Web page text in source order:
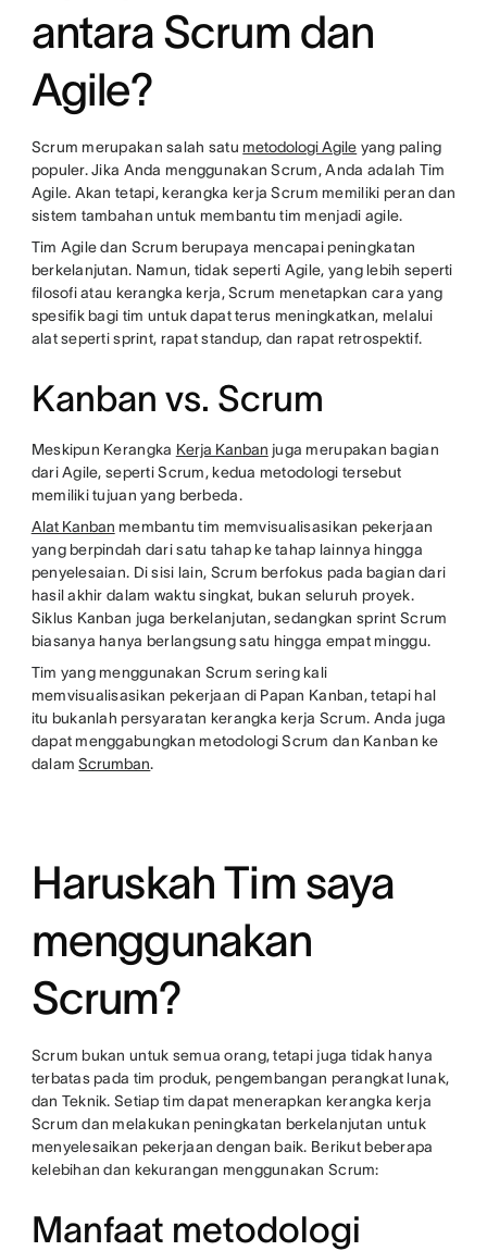
antara Scrum dan
Agile?
Scrum merupakan salah satu metodologi Agile yang paling
populer. Jika Anda menggunakan Scrum, Anda adalah Tim
Agile. Akan tetapi, kerangka kerja Scrum memiliki peran dan
sistem tambahan untuk membantu tim menjadi agile.
Tim Agile dan Scrum berupaya mencapai peningkatan
berkelanjutan. Namun, tidak seperti Agile, yang lebih seperti
filosofi atau kerangka kerja, Scrum menetapkan cara yang
spesifik bagi tim untuk dapat terus meningkatkan, melalui
alat seperti sprint, rapat standup, dan rapat retrospektif.
Kanban vs. Scrum
Meskipun Kerangka Kerja Kanban juga merupakan bagian
dari Agile, seperti Scrum, kedua metodologi tersebut
memiliki tujuan yang berbeda.
Alat Kanban membantu tim memvisualisasikan pekerjaan
yang berpindah dari satu tahap ke tahap lainnya hingga
penyelesaian. Di sisi lain, Scrum berfokus pada bagian dari
hasil akhir dalam waktu singkat, bukan seluruh proyek.
Siklus Kanban juga berkelanjutan, sedangkan sprint Scrum
biasanya hanya berlangsung satu hingga empat minggu.
Tim yang menggunakan Scrum sering kali
memvisualisasikan pekerjaan di Papan Kanban, tetapi hal
itu bukanlah persyaratan kerangka kerja Scrum. Anda juga
dapat menggabungkan metodologi Scrum dan Kanban ke
dalamScrumban.
Haruskah Tim saya
menggunakan
Scrum?
Scrum bukan untuk semua orang, tetapi juga tidak hanya
terbatas pada tim produk, pengembangan perangkat lunak,
dan Teknik. Setiap tim dapat menerapkan kerangka kerja
Scrum dan melakukan peningkatan berkelanjutan untuk
menyelesaikan pekerjaan dengan baik. Berikut beberapa
kelebihan dan kekurangan menggunakan Scrum:
Manfaat metodologi